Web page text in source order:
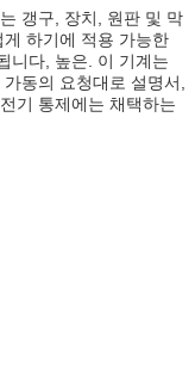
갱구, 장치, 원판 및 막
하기에 적용 가능한
니다, 높은. 이 기계는
동의 요청대로 설명서,
기 통제에는 채택하는